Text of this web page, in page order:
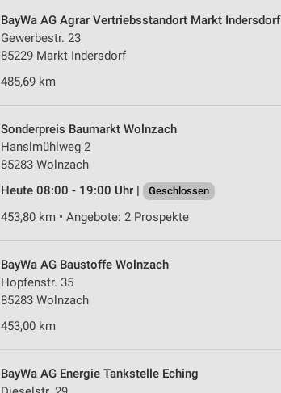
BayWa AG Agrar Vertriebsstandort Markt Indersdorf
Gewerbestr. 23
85229 Markt Indersdorf
485,69 km
Sonderpreis Baumarkt Wolnzach
Hanslmühlweg 2
85283 Wolnzach
Heute 08:00 - 19:00 Uhr |
Geschlossen
453,80 km • Angebote: 2 Prospekte
BayWa AG Baustoffe Wolnzach
Hopfenstr. 35
85283 Wolnzach
453,00 km
BayWa AG Energie Tankstelle Eching